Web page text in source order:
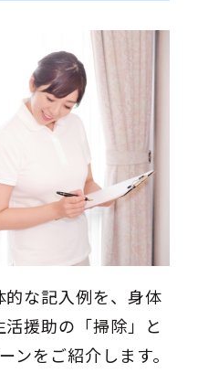
的な記入例を、身体
援助の「掃除」と
ンをご紹介します。